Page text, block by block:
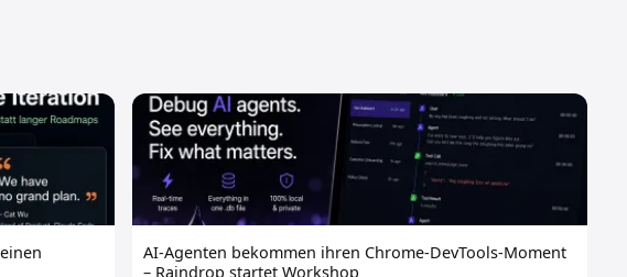
AI-Agenten bekommen ihren Chrome-DevTools-Moment
– Raindrop startet Workshop